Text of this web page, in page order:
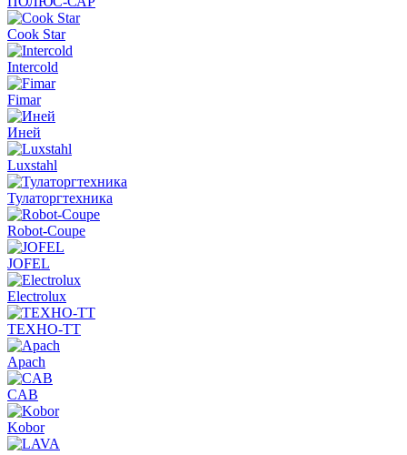
Cook Star
Intercold
Fimar
Иней
Luxstahl
Тулаторгтехника
Robot-Coupe
JOFEL
Electrolux
ТЕХНО-ТТ
Apach
CAB
Kobor